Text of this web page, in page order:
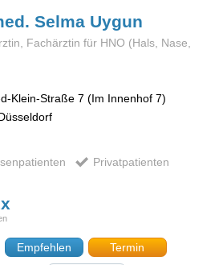
Selma Uygun
Fachärztin für HNO (Hals, Nase,
Klein-Straße 7 (Im Innenhof 7)
Privatpatienten
Empfehlen Termin